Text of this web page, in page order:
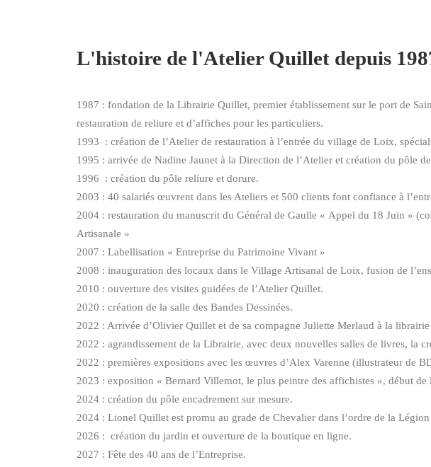
L'histoire de l'Atelier Quillet depuis
1987 : fondation de la Librairie Quillet, premier établissement sur le port de
restauration de reliure et d’affiches pour les particuliers.
1993 : création de l’Atelier de restauration à l’entrée du village de Loix,
1995 : arrivée de Nadine Jaunet à la Direction de l’Atelier et création du pôle
1996 : création du pôle reliure et dorure.
2003 : 40 salariés œuvrent dans les Ateliers et 500 clients font confiance à
2004 : restauration du manuscrit du Général de Gaulle « Appel du 18 Juin »
Artisanale »
2007 : Labellisation « Entreprise du Patrimoine Vivant »
2008 : inauguration des locaux dans le Village Artisanal de Loix, fusion de
2010 : ouverture des visites guidées de l’Atelier Quillet.
2020 : création de la salle des Bandes Dessinées.
2022 : Arrivée d’Olivier Quillet et de sa compagne Juliette Merlaud à la librairie
2022 : agrandissement de la Librairie, avec deux nouvelles salles de livres, la
2022 : premières expositions avec les œuvres d’Alex Varenne (illustrateur de
2023 : exposition « Bernard Villemot, le plus peintre des affichistes », début
2024 : création du pôle encadrement sur mesure.
2024 : Lionel Quillet est promu au grade de Chevalier dans l’ordre de la
2026 : création du jardin et ouverture de la boutique en ligne.
2027 : Fête des 40 ans de l’Entreprise.